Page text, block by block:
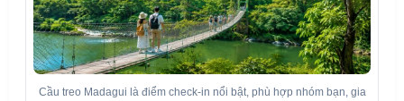
Cầu treo Madagui là điểm check-in nổi bật, phù hợp nhóm bạn, gia